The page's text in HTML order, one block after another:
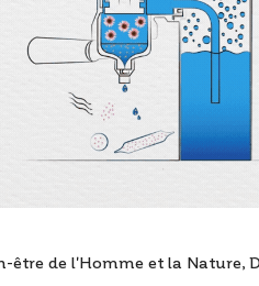
être de l'Homme et la Nature,